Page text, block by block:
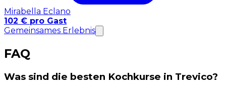
Mirabella Eclano
102 € pro Gast
Gemeinsames Erlebnis
FAQ
Was sind die besten Kochkurse in Trevico?